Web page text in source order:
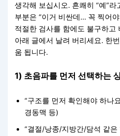
생각해 보십시오. 흔쾌히 “예”
부분은 “이거 비싼데… 꼭 찍어
적절한 검사를 함에도 불구하고
아래 글에서 날려 버리세요. 한
움 됩니다.
1) 초음파를 먼저 선택하는
“구조를 먼저 확인해야 하나
경동맥 등)
“결절/낭종/지방간/담석 같은